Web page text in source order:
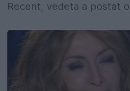
Recent, vedeta a postat